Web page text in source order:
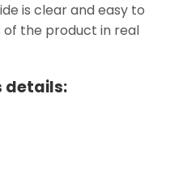
is clear and easy to
of the product in real
details: